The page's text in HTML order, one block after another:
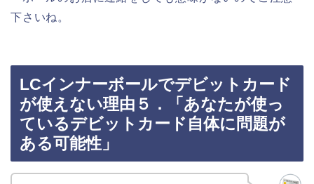
下さいね。
LCインナーボールでデビットカード
が使えない理由５．「あなたが使っ
ているデビットカード自体に問題が
ある可能性」